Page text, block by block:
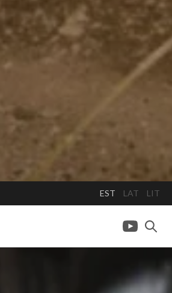
EST LAT LIT